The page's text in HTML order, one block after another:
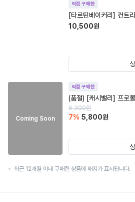
직접 구매한
[타르틴베이커리] 컨트
10,500원
Coming Soon
직접 구매한
(품절) [캐시밸리] 프로
6,300원
7% 5,800원
최근 12개월 이내 구매한 상품에 배지가 표시됩니다.